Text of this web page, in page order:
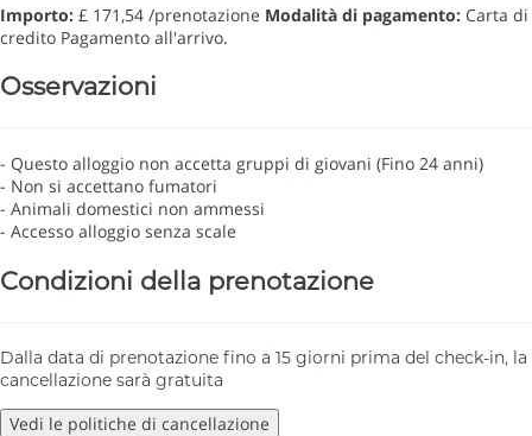
Importo: £ 171,54 /prenotazione Modalità di pagamento: Carta di
credito Pagamento all'arrivo.
Osservazioni
- Questo alloggio non accetta gruppi di giovani (Fino 24 anni)
- Non si accettano fumatori
- Animali domestici non ammessi
- Accesso alloggio senza scale
Condizioni della prenotazione
Dalla data di prenotazione fino a 15 giorni prima del check-in, la
cancellazione sarà gratuita
Vedi le politiche di cancellazione